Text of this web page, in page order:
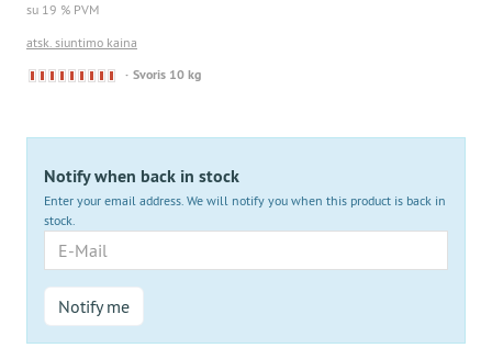
su 19 % PVM
atsk. siuntimo kaina
Derzeit
Svoris 10 kg
Notify when back in stock
Enter your email address. We will notify you when this product is back in
stock.
Mail
Notify me